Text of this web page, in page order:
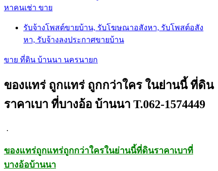
หาคนเช่า ขาย
รับจ้างโพสต์ขายบ้าน, รับโฆษณาอสังหา, รับโพสต์อสัง
หา, รับจ้างลงประกาศขายบ้าน
ขาย ที่ดิน บ้านนา นครนายก
ของแทร่ ถูกแทร่ ถูกกว่าใคร ในย่านนี้ ที่ดิน
ราคาเบา ที่บางอ้อ บ้านนา T.062-1574449
.
ของแทร่ถูกแทร่ถูกกว่าใครในย่านนี้ที่ดินราคาเบาที่
บางอ้อบ้านนา